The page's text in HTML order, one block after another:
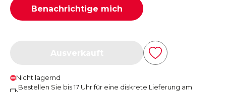
Benachrichtige mich
Nicht lagernd
Bestellen Sie bis 17 Uhr für eine diskrete Lieferung am